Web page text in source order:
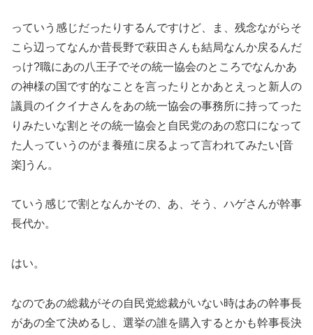
っていう感じだったりするんですけど、ま、残念ながらそ
こら辺ってなんか昔長野で萩田さんも結局なんか戻るんだ
っけ?職にあの八王子でその統一協会のところでなんかあ
の神様の国です的なことを言ったりとかあとえっと新人の
議員のイクイナさんをあの統一協会の事務所に持ってった
りみたいな割とその統一協会と自民党のあの窓口になって
た人っていうのがま養殖に戻るよって言われてみたい[音
楽]うん。
ていう感じで割となんかその、あ、そう、ハゲさんが幹事
長代か。
はい。
なのであの総裁がその自民党総裁がいない時はあの幹事長
があの全て決めるし、選挙の誰を購入するとかも幹事長決